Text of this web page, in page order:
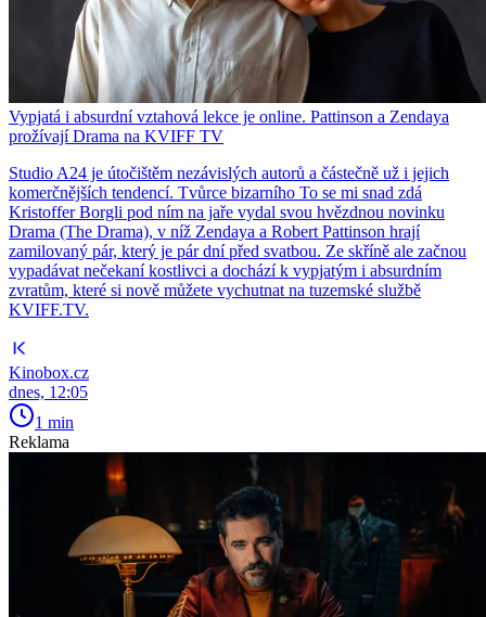
Vypjatá i absurdní vztahová lekce je online. Pattinson a Zendaya
prožívají Drama na KVIFF TV
Studio A24 je útočištěm nezávislých autorů a částečně už i jejich
komerčnějších tendencí. Tvůrce bizarního To se mi snad zdá
Kristoffer Borgli pod ním na jaře vydal svou hvězdnou novinku
Drama (The Drama), v níž Zendaya a Robert Pattinson hrají
zamilovaný pár, který je pár dní před svatbou. Ze skříně ale začnou
vypadávat nečekaní kostlivci a dochází k vypjatým i absurdním
zvratům, které si nově můžete vychutnat na tuzemské službě
KVIFF.TV.
Kinobox.cz
dnes, 12:05
1 min
Reklama